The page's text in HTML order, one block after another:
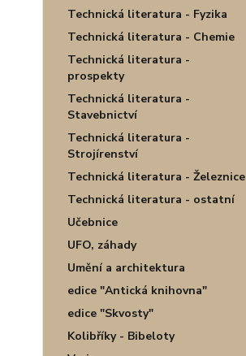
Technická literatura - Fyzika
Technická literatura - Chemie
Technická literatura -
prospekty
Technická literatura -
Stavebnictví
Technická literatura -
Strojírenství
Technická literatura - Železnice
Technická literatura - ostatní
Učebnice
UFO, záhady
Umění a architektura
edice "Antická knihovna"
edice "Skvosty"
Kolibříky - Bibeloty